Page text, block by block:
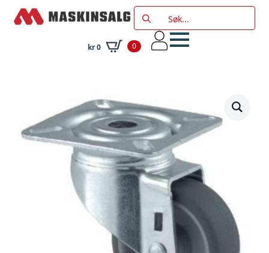
Search
for:
kr0 0